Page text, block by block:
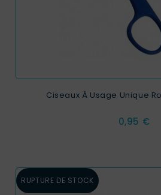
Ciseaux À Usage Unique
Prix
0,95 €
RUPTURE DE STOCK